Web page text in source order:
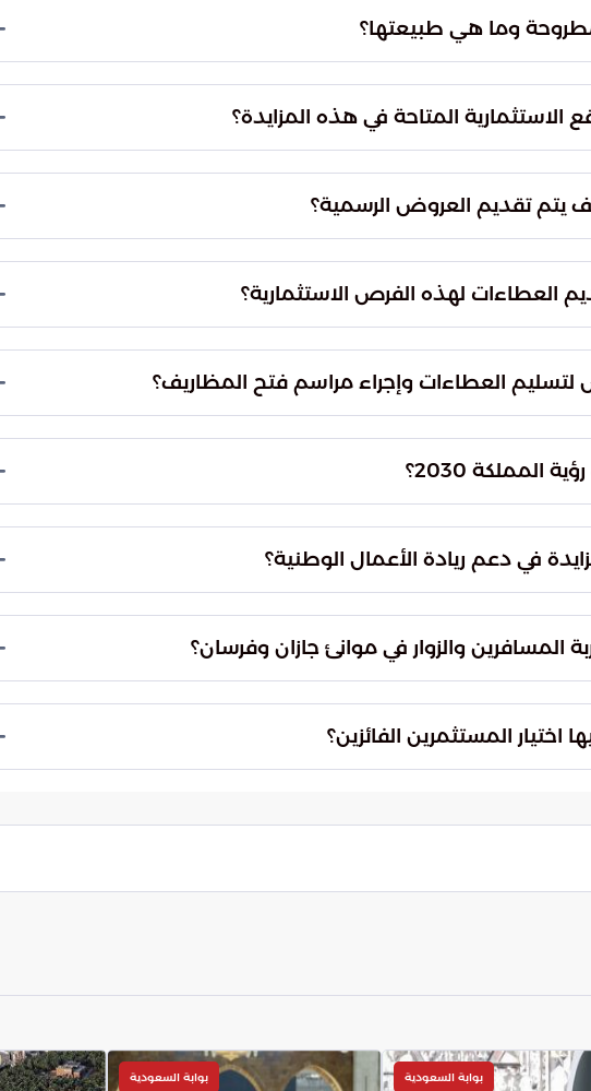
تسعى إلى تعزيز الشراكة مع القطاع الخاص في المشاريع
إلى وجهات جاذبة للاستثمار تدعم النشاط الاقتصادي في
وما هي طبيعتها؟
لضمان توفير بيئة تجارية متكاملة تلبي تطلعات المسافرين
الاستثمارية المتاحة في هذه المزايدة؟
ميدانية دقيقة لمتطلبات كل ميناء، لضمان مواءمة الخدمات
والنشاط التجاري المتوقع.
يتم تقديم العروض الرسمية؟
مغلقة ومختومة بالشمع الأحمر لضمان السرية والنزاهة
العطاءات لهذه الفرص الاستثمارية؟
الساعة العاشرة صباحاً في اليوم ذاته، بحضور اللجان
العطاءات وإجراء مراسم فتح المظاريف؟
المشتريات الواقع في الدور الثالث عشر من المبنى الإداري
المعلنة.
2030؟
الاستخدام الأمثل للأصول عبر رفع الكفاءة التشغيلية للمساحات غير
معابر لوجستية إلى مراكز اقتصادية نابضة.
في دعم ريادة الأعمال الوطنية؟
من خلال منح المنشآت الوطنية منصة للتواجد ضمن منظومة
تحول تاريخي نحو الخصخصة.
المسافرين والزوار في موانئ جازان وفرسان؟
محلات تجارية وخدمات متكاملة في الموانئ يلبي احتياجات الزوار
البحرية تجربة أكثر راحة وجودة.
اختيار المستثمرين الفائزين؟
تطلعات قطاع النقل البحري في المملكة.
بوابة السعودية بوابة السعودية